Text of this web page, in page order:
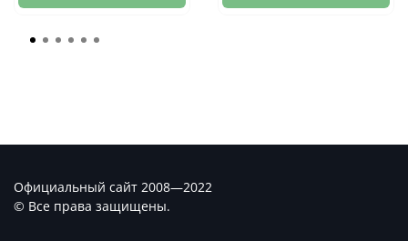
Официальный сайт 2008—2022
© Все права защищены.